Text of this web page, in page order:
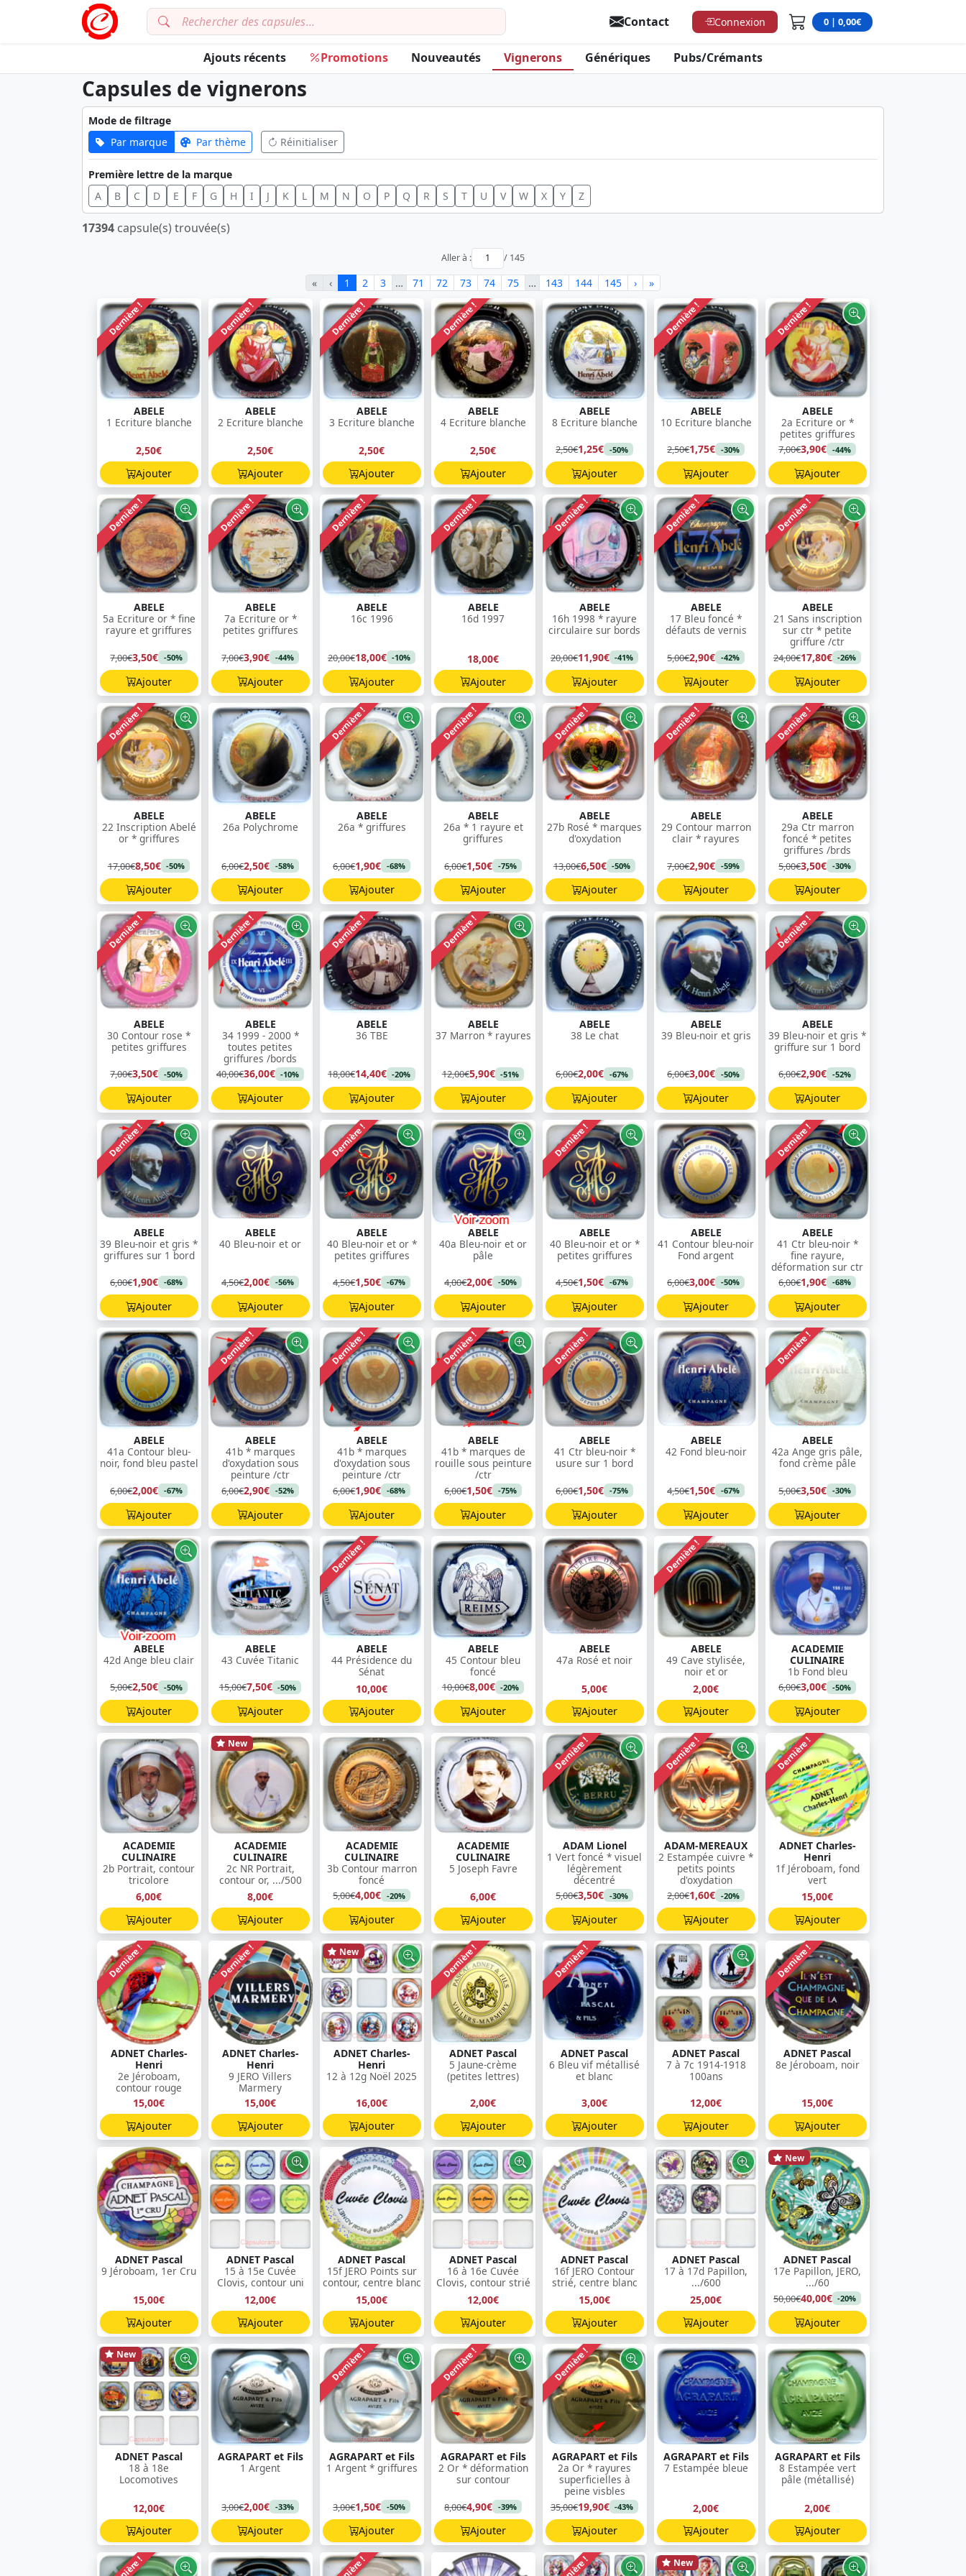
0 | 0,00€
Contact Connexion
Ajouts récents Promotions Nouveautés Vignerons Génériques Pubs/Crémants
Capsules de vignerons
Mode de filtrage
Par marque
Par thème Réinitialiser
Première lettre de la marque
A
B C D E F G H I J K L M N O P Q R S T U V W X Y Z
17394 capsule(s) trouvée(s)
Aller à : / 145
« ‹ 1 2 3 … 71 72 73 74 75 … 143 144 145 › »
Dernière !
ABELE
1 Ecriture blanche
2,50€
Ajouter
Dernière !
ABELE
2 Ecriture blanche
2,50€
Ajouter
Dernière !
ABELE
3 Ecriture blanche
2,50€
Ajouter
Dernière !
ABELE
4 Ecriture blanche
2,50€
Ajouter
ABELE
8 Ecriture blanche
2,50€1,25€ -50%
Ajouter
Dernière !
ABELE
10 Ecriture blanche
2,50€1,75€ -30%
Ajouter
Dernière !
ABELE
2a Ecriture or *
petites griffures
7,00€3,90€ -44%
Ajouter
Dernière !
ABELE
5a Ecriture or * fine
rayure et griffures
7,00€3,50€ -50%
Ajouter
Dernière !
ABELE
7a Ecriture or *
petites griffures
7,00€3,90€ -44%
Ajouter
Dernière !
ABELE
16c 1996
20,00€18,00€ -10%
Ajouter
Dernière !
ABELE
16d 1997
18,00€
Ajouter
Dernière !
ABELE
16h 1998 * rayure
circulaire sur bords
20,00€11,90€ -41%
Ajouter
Dernière !
ABELE
17 Bleu foncé *
défauts de vernis
5,00€2,90€ -42%
Ajouter
Dernière !
ABELE
21 Sans inscription
sur ctr * petite
griffure /ctr
24,00€17,80€ -26%
Ajouter
Dernière !
ABELE
22 Inscription Abelé
or * griffures
17,00€8,50€ -50%
Ajouter
ABELE
26a Polychrome
6,00€2,50€ -58%
Ajouter
Dernière !
ABELE
26a * griffures
6,00€1,90€ -68%
Ajouter
Dernière !
ABELE
26a * 1 rayure et
griffures
6,00€1,50€ -75%
Ajouter
Dernière !
ABELE
27b Rosé * marques
d'oxydation
13,00€6,50€ -50%
Ajouter
Dernière !
ABELE
29 Contour marron
clair * rayures
7,00€2,90€ -59%
Ajouter
Dernière !
ABELE
29a Ctr marron
foncé * petites
griffures /brds
5,00€3,50€ -30%
Ajouter
Dernière !
ABELE
30 Contour rose *
petites griffures
7,00€3,50€ -50%
Ajouter
Dernière !
ABELE
34 1999 - 2000 *
toutes petites
griffures /bords
40,00€36,00€ -10%
Ajouter
Dernière !
ABELE
36 TBE
18,00€14,40€ -20%
Ajouter
Dernière !
ABELE
37 Marron * rayures
12,00€5,90€ -51%
Ajouter
ABELE
38 Le chat
6,00€2,00€ -67%
Ajouter
ABELE
39 Bleu-noir et gris
6,00€3,00€ -50%
Ajouter
Dernière !
ABELE
39 Bleu-noir et gris *
griffure sur 1 bord
6,00€2,90€ -52%
Ajouter
Dernière !
ABELE
39 Bleu-noir et gris *
griffures sur 1 bord
6,00€1,90€ -68%
Ajouter
ABELE
40 Bleu-noir et or
4,50€2,00€ -56%
Ajouter
Dernière !
ABELE
40 Bleu-noir et or *
petites griffures
4,50€1,50€ -67%
Ajouter
ABELE
40a Bleu-noir et or
pâle
4,00€2,00€ -50%
Ajouter
Dernière !
ABELE
40 Bleu-noir et or *
petites griffures
4,50€1,50€ -67%
Ajouter
ABELE
41 Contour bleu-noir
Fond argent
6,00€3,00€ -50%
Ajouter
Dernière !
ABELE
41 Ctr bleu-noir *
fine rayure,
déformation sur ctr
6,00€1,90€ -68%
Ajouter
ABELE
41a Contour bleu-
noir, fond bleu pastel
6,00€2,00€ -67%
Ajouter
Dernière !
ABELE
41b * marques
d'oxydation sous
peinture /ctr
6,00€2,90€ -52%
Ajouter
Dernière !
ABELE
41b * marques
d'oxydation sous
peinture /ctr
6,00€1,90€ -68%
Ajouter
Dernière !
ABELE
41b * marques de
rouille sous peinture
/ctr
6,00€1,50€ -75%
Ajouter
Dernière !
ABELE
41 Ctr bleu-noir *
usure sur 1 bord
6,00€1,50€ -75%
Ajouter
ABELE
42 Fond bleu-noir
4,50€1,50€ -67%
Ajouter
Dernière !
ABELE
42a Ange gris pâle,
fond crème pâle
5,00€3,50€ -30%
Ajouter
ABELE
42d Ange bleu clair
5,00€2,50€ -50%
Ajouter
ABELE
43 Cuvée Titanic
15,00€7,50€ -50%
Ajouter
Dernière !
ABELE
44 Présidence du
Sénat
10,00€
Ajouter
ABELE
45 Contour bleu
foncé
10,00€8,00€ -20%
Ajouter
ABELE
47a Rosé et noir
5,00€
Ajouter
Dernière !
ABELE
49 Cave stylisée,
noir et or
2,00€
Ajouter
ACADEMIE
CULINAIRE
1b Fond bleu
6,00€3,00€ -50%
Ajouter
ACADEMIE
CULINAIRE
2b Portrait, contour
tricolore
6,00€
Ajouter
New
ACADEMIE
CULINAIRE
2c NR Portrait,
contour or, .../500
8,00€
Ajouter
ACADEMIE
CULINAIRE
3b Contour marron
foncé
5,00€4,00€ -20%
Ajouter
ACADEMIE
CULINAIRE
5 Joseph Favre
6,00€
Ajouter
Dernière !
ADAM Lionel
1 Vert foncé * visuel
légèrement
décentré
5,00€3,50€ -30%
Ajouter
Dernière !
ADAM-MEREAUX
2 Estampée cuivre *
petits points
d'oxydation
2,00€1,60€ -20%
Ajouter
Dernière !
ADNET Charles-
Henri
1f Jéroboam, fond
vert
15,00€
Ajouter
Dernière !
ADNET Charles-
Henri
2e Jéroboam,
contour rouge
15,00€
Ajouter
Dernière !
ADNET Charles-
Henri
9 JERO Villers
Marmery
15,00€
Ajouter
New
ADNET Charles-
Henri
12 à 12g Noël 2025
16,00€
Ajouter
Dernière !
ADNET Pascal
5 Jaune-crème
(petites lettres)
2,00€
Ajouter
Dernière !
ADNET Pascal
6 Bleu vif métallisé
et blanc
3,00€
Ajouter
ADNET Pascal
7 à 7c 1914-1918
100ans
12,00€
Ajouter
Dernière !
ADNET Pascal
8e Jéroboam, noir
15,00€
Ajouter
ADNET Pascal
9 Jéroboam, 1er Cru
15,00€
Ajouter
ADNET Pascal
15 à 15e Cuvée
Clovis, contour uni
12,00€
Ajouter
ADNET Pascal
15f JERO Points sur
contour, centre blanc
15,00€
Ajouter
ADNET Pascal
16 à 16e Cuvée
Clovis, contour strié
12,00€
Ajouter
ADNET Pascal
16f JERO Contour
strié, centre blanc
15,00€
Ajouter
ADNET Pascal
17 à 17d Papillon,
.../600
25,00€
Ajouter
New
ADNET Pascal
17e Papillon, JERO,
.../60
50,00€40,00€ -20%
Ajouter
New
ADNET Pascal
18 à 18e
Locomotives
12,00€
Ajouter
AGRAPART et Fils
1 Argent
3,00€2,00€ -33%
Ajouter
Dernière !
AGRAPART et Fils
1 Argent * griffures
3,00€1,50€ -50%
Ajouter
Dernière !
AGRAPART et Fils
2 Or * déformation
sur contour
8,00€4,90€ -39%
Ajouter
Dernière !
AGRAPART et Fils
2a Or * rayures
superficielles à
peine visbles
35,00€19,90€ -43%
Ajouter
AGRAPART et Fils
7 Estampée bleue
2,00€
Ajouter
AGRAPART et Fils
8 Estampée vert
pâle (métallisé)
2,00€
Ajouter
New